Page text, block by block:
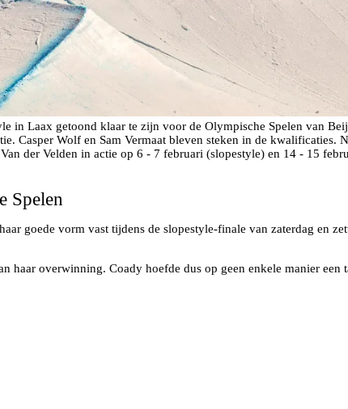
in Laax getoond klaar te zijn voor de Olympische Spelen van
Casper Wolf en Sam Vermaat bleven steken in de
der Velden in actie op 6 - 7 februari (slopestyle) en 14 - 15
Spelen
goede vorm vast tijdens de slopestyle-finale van zaterdag en
haar overwinning. Coady hoefde dus op geen enkele manier